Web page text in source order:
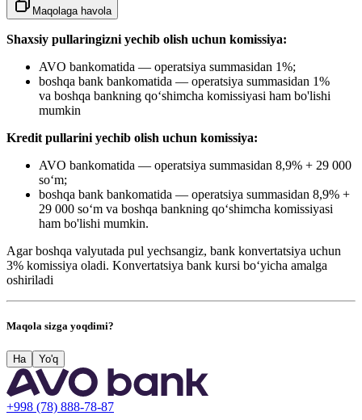
Maqolaga havola
Shaxsiy pullaringizni yechib olish uchun komissiya:
AVO bankomatida — operatsiya summasidan 1%;
boshqa bank bankomatida — operatsiya summasidan 1%
va boshqa bankning qo‘shimcha komissiyasi ham bo'lishi
mumkin
Kredit pullarini yechib olish uchun komissiya:
AVO bankomatida — operatsiya summasidan 8,9% + 29 000
so‘m;
boshqa bank bankomatida — operatsiya summasidan 8,9% +
29 000 so‘m va boshqa bankning qo‘shimcha komissiyasi
ham bo'lishi mumkin.
Agar boshqa valyutada pul yechsangiz, bank konvertatsiya uchun
3% komissiya oladi. Konvertatsiya bank kursi bo‘yicha amalga
oshiriladi
Maqola sizga yoqdimi?
Ha Yo'q
+998 (78) 888-78-87